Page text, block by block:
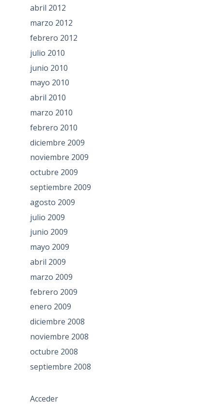
abril 2012
marzo 2012
febrero 2012
julio 2010
junio 2010
mayo 2010
abril 2010
marzo 2010
febrero 2010
diciembre 2009
noviembre 2009
octubre 2009
septiembre 2009
agosto 2009
julio 2009
junio 2009
mayo 2009
abril 2009
marzo 2009
febrero 2009
enero 2009
diciembre 2008
noviembre 2008
octubre 2008
septiembre 2008
Acceder